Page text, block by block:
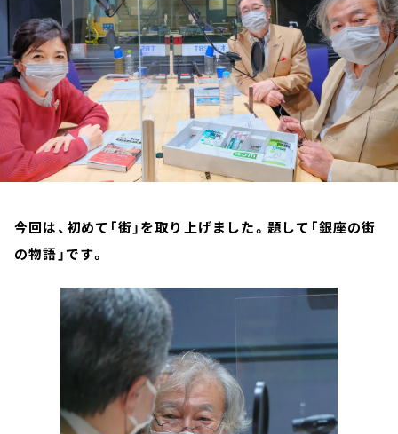
今回は、初めて「街」を取り上げました。題して「銀座の街
の物語」です。